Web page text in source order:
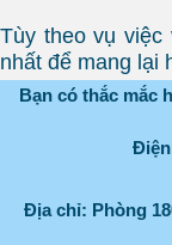
Tùy theo vụ
nhất để mang lại
Bạn có thắc mắc
Điện
Địa chỉ: Phòng